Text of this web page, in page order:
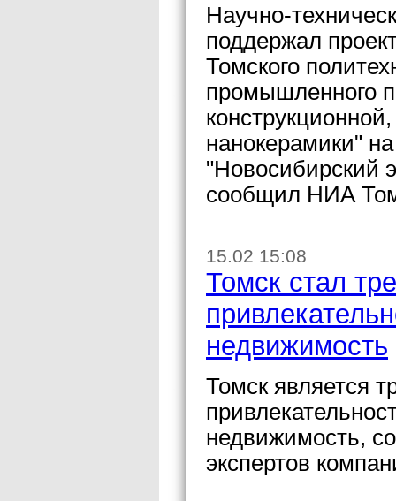
Научно-
поддержал
Томского
промышленного
нанокерамики"
"Новосибирский
сообщил НИА
15.02 15:08
Томск стал
недвижимость
Томск является
недвижимость,
экспертов